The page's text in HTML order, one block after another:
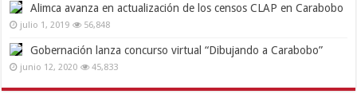
Alimca avanza en actualización de los censos CLAP en Carabobo
julio 1, 2019 56,848
Gobernación lanza concurso virtual “Dibujando a Carabobo”
junio 12, 2020 45,833